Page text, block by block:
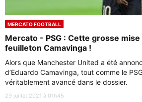
MERCATO FOOTBALL
Mercato - PSG : Cette grosse
feuilleton Camavinga !
Alors que Manchester United a été
d’Eduardo Camavinga, tout comme le
véritablement avancé dans le dossier.
29 juillet 2021 à 01h45